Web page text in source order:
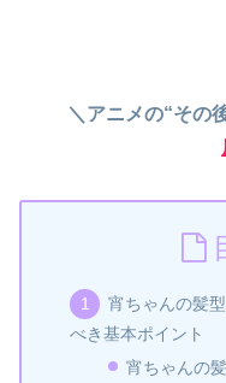
＼アニメの“その
宵ちゃんの髪
べき基本ポイント
宵ちゃんの